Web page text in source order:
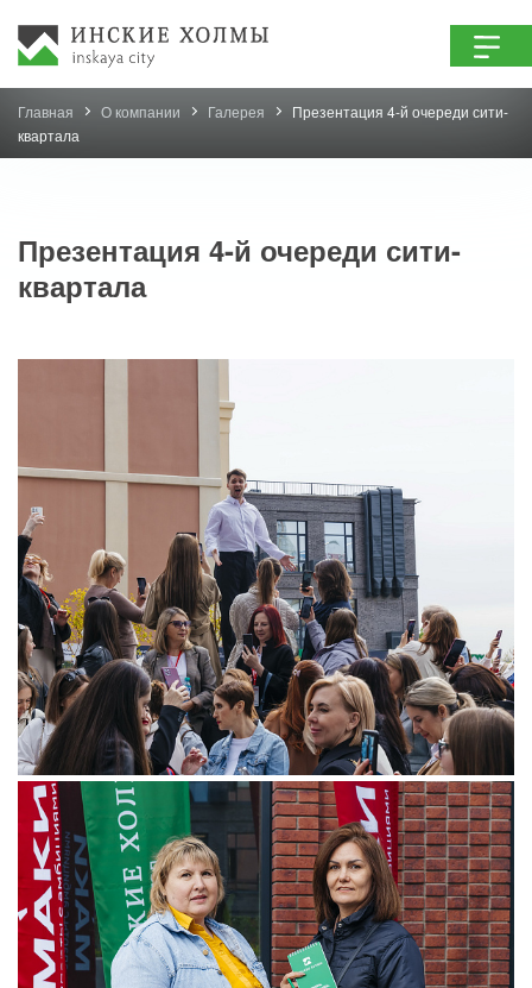
Главная О компании Галерея
Презентация 4-й очереди сити-
квартала
Презентация 4-й очереди сити-
квартала